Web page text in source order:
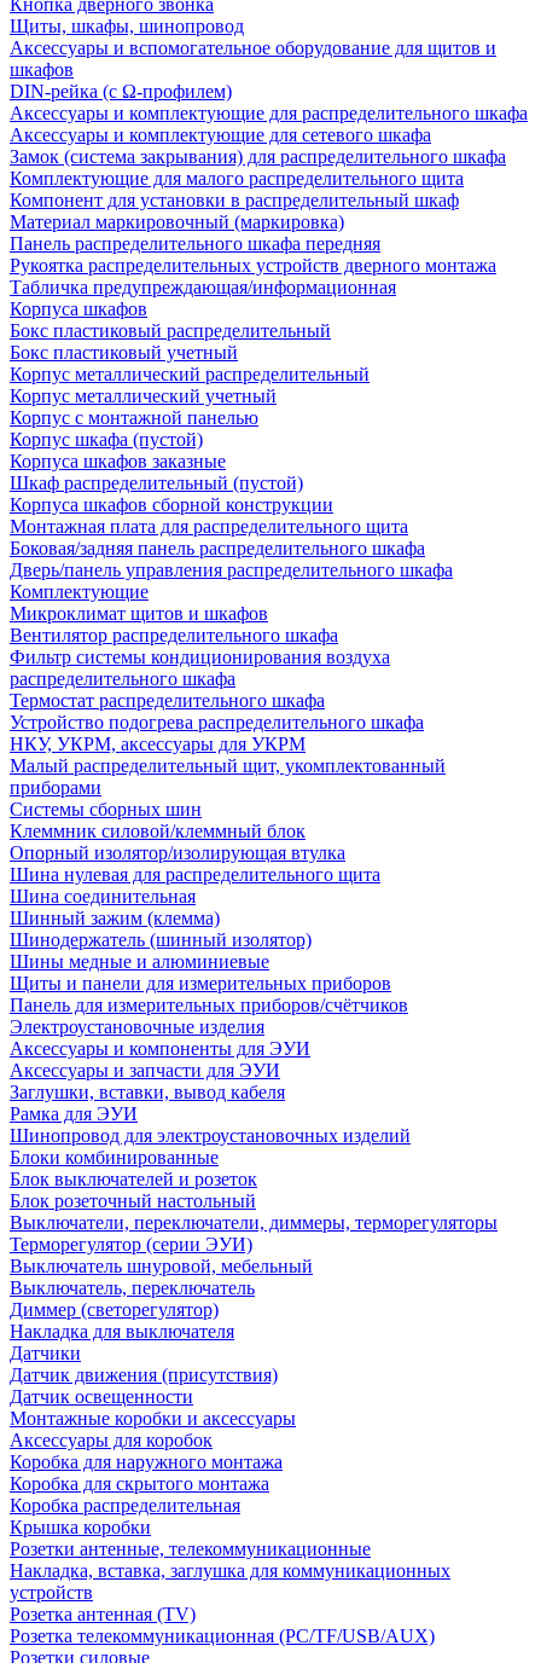
Кнопка дверного звонка
Щиты, шкафы, шинопровод
Аксессуары и вспомогательное оборудование для щитов и
шкафов
DIN-рейка (с Ω-профилем)
Аксессуары и комплектующие для распределительного шкафа
Аксессуары и комплектующие для сетевого шкафа
Замок (система закрывания) для распределительного шкафа
Комплектующие для малого распределительного щита
Компонент для установки в распределительный шкаф
Материал маркировочный (маркировка)
Панель распределительного шкафа передняя
Рукоятка распределительных устройств дверного монтажа
Табличка предупреждающая/информационная
Корпуса шкафов
Бокс пластиковый распределительный
Бокс пластиковый учетный
Корпус металлический распределительный
Корпус металлический учетный
Корпус с монтажной панелью
Корпус шкафа (пустой)
Корпуса шкафов заказные
Шкаф распределительный (пустой)
Корпуса шкафов сборной конструкции
Монтажная плата для распределительного щита
Боковая/задняя панель распределительного шкафа
Дверь/панель управления распределительного шкафа
Комплектующие
Микроклимат щитов и шкафов
Вентилятор распределительного шкафа
Фильтр системы кондиционирования воздуха
распределительного шкафа
Термостат распределительного шкафа
Устройство подогрева распределительного шкафа
НКУ, УКРМ, аксессуары для УКРМ
Малый распределительный щит, укомплектованный
приборами
Системы сборных шин
Клеммник силовой/клеммный блок
Опорный изолятор/изолирующая втулка
Шина нулевая для распределительного щита
Шина соединительная
Шинный зажим (клемма)
Шинодержатель (шинный изолятор)
Шины медные и алюминиевые
Щиты и панели для измерительных приборов
Панель для измерительных приборов/счётчиков
Электроустановочные изделия
Аксессуары и компоненты для ЭУИ
Аксессуары и запчасти для ЭУИ
Заглушки, вставки, вывод кабеля
Рамка для ЭУИ
Шинопровод для электроустановочных изделий
Блоки комбинированные
Блок выключателей и розеток
Блок розеточный настольный
Выключатели, переключатели, диммеры, терморегуляторы
Терморегулятор (серии ЭУИ)
Выключатель шнуровой, мебельный
Выключатель, переключатель
Диммер (светорегулятор)
Накладка для выключателя
Датчики
Датчик движения (присутствия)
Датчик освещенности
Монтажные коробки и аксессуары
Аксессуары для коробок
Коробка для наружного монтажа
Коробка для скрытого монтажа
Коробка распределительная
Крышка коробки
Розетки антенные, телекоммуникационные
Накладка, вставка, заглушка для коммуникационных
устройств
Розетка антенная (TV)
Розетка телекоммуникационная (PC/TF/USB/AUX)
Розетки силовые